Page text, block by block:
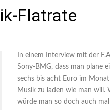
Flatrate
In einem Interview mit der
Sony-BMG, dass man plane
sechs bis acht Euro im
Musik zu laden wie man will.
würde man so doch auch